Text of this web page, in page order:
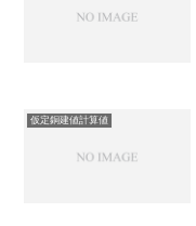
仮定銅建値計算値